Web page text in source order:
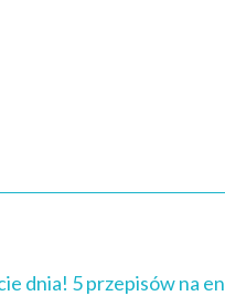
dnia! 5 przepisów na